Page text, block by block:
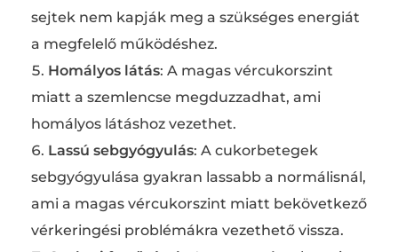
sejtek nem kapják meg a szükséges energiát
a megfelelő működéshez.
Homályos látás: A magas vércukorszint
miatt a szemlencse megduzzadhat, ami
homályos látáshoz vezethet.
Lassú sebgyógyulás: A cukorbetegek
sebgyógyulása gyakran lassabb a normálisnál,
ami a magas vércukorszint miatt bekövetkező
vérkeringési problémákra vezethető vissza.